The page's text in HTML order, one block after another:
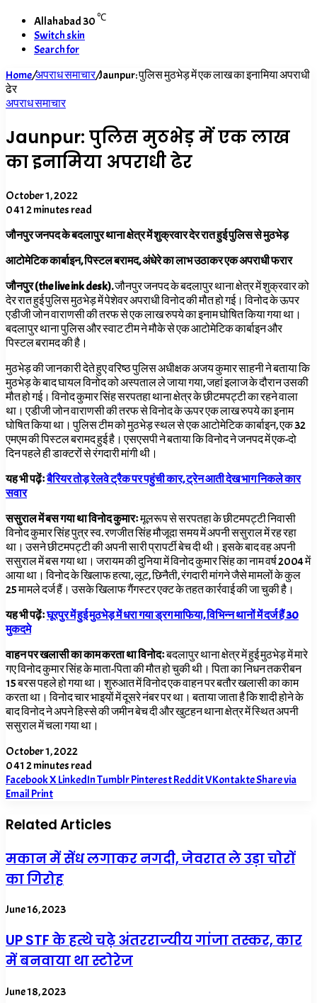
Allahabad30℃
Switch skin
Search for
Home/अपराध समाचार/Jaunpur: पुलिस मुठभेड़ में एक लाख का इनामिया अपराधी
ढेर
अपराध समाचार
Jaunpur: पुलिस मुठभेड़ में एक लाख
का इनामिया अपराधी ढेर
October 1, 2022
041 2 minutes read
जौनपुर जनपद के बदलापुर थाना क्षेत्र में शुक्रवार देर रात हुई पुलिस से मुठभेड़
आटोमेटिक कार्बाइन, पिस्टल बरामद, अंधेरे का लाभ उठाकर एक अपराधी फरार
जौनपुर (the live ink desk).जौनपुर जनपद के बदलापुर थाना क्षेत्र में शुक्रवार को
देर रात हुई पुलिस मुठभेड़ में पेशेवर अपराधी विनोद की मौत हो गई। विनोद के ऊपर
एडीजी जोन वाराणसी की तरफ से एक लाख रुपये का इनाम घोषित किया गया था।
बदलापुर थाना पुलिस और स्वाट टीम ने मौके से एक आटोमेटिक कार्बाइन और
पिस्टल बरामद की है।
मुठभेड़ की जानकारी देते हुए वरिष्ठ पुलिस अधीक्षक अजय कुमार साहनी ने बताया कि
मुठभेड़ के बाद घायल विनोद को अस्पताल ले जाया गया, जहां इलाज के दौरान उसकी
मौत हो गई। विनोद कुमार सिंह सरपतहा थाना क्षेत्र के छीटमपट्टी का रहने वाला
था। एडीजी जोन वाराणसी की तरफ से विनोद के ऊपर एक लाख रुपये का इनाम
घोषित किया था। पुलिस टीम को मुठभेड़ स्थल से एक आटोमेटिक कार्बाइन, एक 32
एमएम की पिस्टल बरामद हुई है। एसएसपी ने बताया कि विनोद ने जनपद में एक-दो
दिन पहले ही डाक्टरों से रंगदारी मांगी थी।
यह भी पढ़ेंःबैरियर तोड़ रेलवे ट्रैक पर पहुंची कार, ट्रेन आती देख भाग निकले कार
सवार
ससुराल में बस गया था विनोद कुमारःमूलरूप से सरपतहा के छीटमपट्टी निवासी
विनोद कुमार सिंह पुत्र स्व. रणजीत सिंह मौजूदा समय में अपनी ससुराल में रह रहा
था। उसने छीटमपट्टी की अपनी सारी प्रापर्टी बेच दी थी। इसके बाद वह अपनी
ससुराल में बस गया था। जरायम की दुनिया में विनोद कुमार सिंह का नाम वर्ष 2004 में
आया था। विनोद के खिलाफ हत्या, लूट, छिनैती, रंगदारी मांगने जैसे मामलों के कुल
25 मामले दर्ज हैं। उसके खिलाफ गैंगस्टर एक्ट के तहत कार्रवाई की जा चुकी है।
यह भी पढ़ेंःघूरपुर में हुई मुठभेड़ में धरा गया ड्रग माफिया, विभिन्न थानों में दर्ज हैं 30
मुकदमे
वाहन पर खलासी का काम करता था विनोदःबदलापुर थाना क्षेत्र में हुई मुठभेड़ में मारे
गए विनोद कुमार सिंह के माता-पिता की मौत हो चुकी थी। पिता का निधन तकरीबन
15 बरस पहले हो गया था। शुरुआत में विनोद एक वाहन पर बतौर खलासी का काम
करता था। विनोद चार भाइयों में दूसरे नंबर पर था। बताया जाता है कि शादी होने के
बाद विनोद ने अपने हिस्से की जमीन बेच दी और खुटहन थाना क्षेत्र में स्थित अपनी
ससुराल में चला गया था।
October 1, 2022
041 2 minutes read
FacebookXLinkedInTumblrPinterestRedditVKontakteShare via
Email Print
Related Articles
मकान में सेंध लगाकर नगदी, जेवरात ले उड़ा चोरों
का गिरोह
June 16, 2023
UP STF के हत्थे चढ़े अंतरराज्यीय गांजा तस्कर, कार
में बनवाया था स्टोरेज
June 18, 2023